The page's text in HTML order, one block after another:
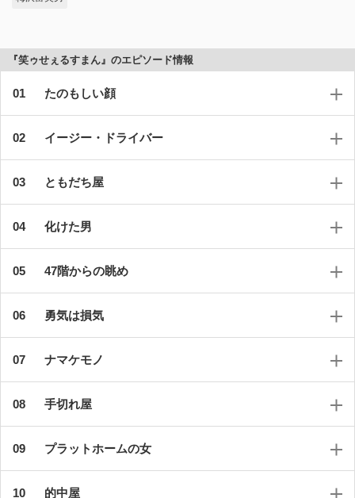
『笑ゥせぇるすまん』のエピソード情報
たのもしい顔
イージー・ドライバー
ともだち屋
化けた男
47階からの眺め
勇気は損気
ナマケモノ
手切れ屋
プラットホームの女
的中屋